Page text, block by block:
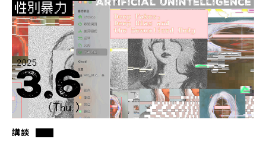
講談